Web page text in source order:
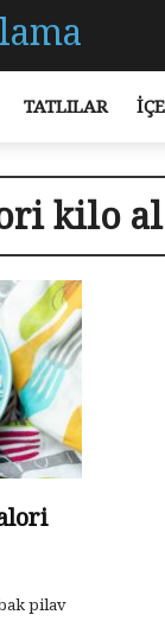
TATLILAR
kilo
pilav